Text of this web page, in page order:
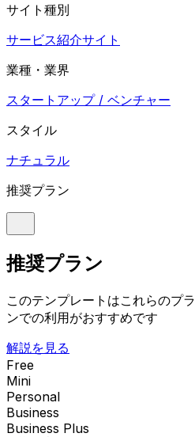
サイト種別
サービス紹介サイト
業種・業界
スタートアップ / ベンチャー
スタイル
ナチュラル
推奨プラン
推奨プラン
このテンプレートはこれらのプラ
ンでの利用がおすすめです
解説を見る
Free
Mini
Personal
Business
Business Plus